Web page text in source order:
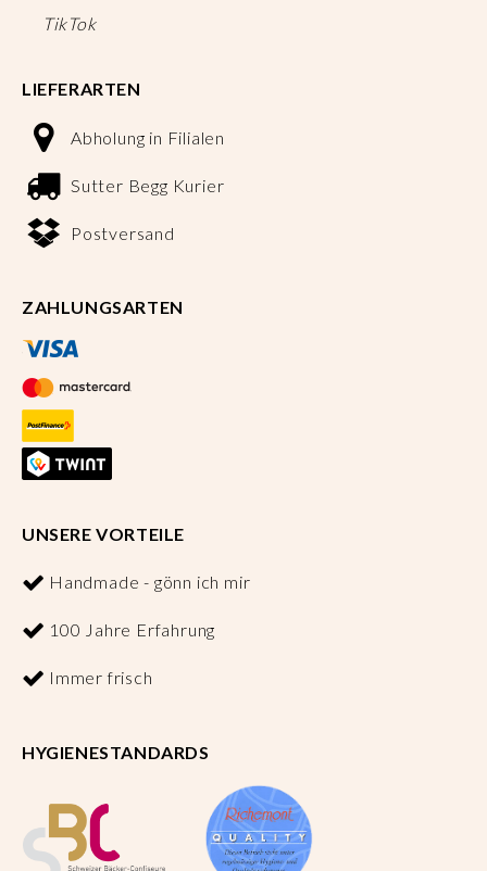
TikTok
LIEFERARTEN
Abholung in Filialen
Sutter Begg Kurier
Postversand
ZAHLUNGSARTEN
UNSERE VORTEILE
Handmade - gönn ich mir
100 Jahre Erfahrung
Immer frisch
HYGIENESTANDARDS